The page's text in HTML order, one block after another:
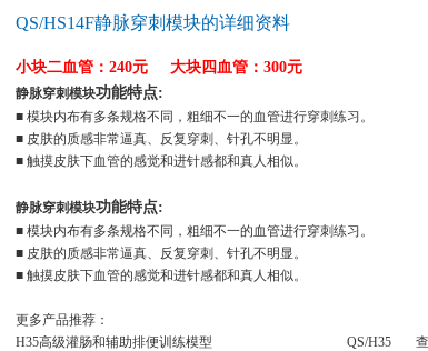
QS/HS14F静脉穿刺模块的详细资料
小块二血管：240元 大块四血管：300元
静脉穿刺模块功能特点:
■ 模块内布有多条规格不同，粗细不一的血管进行穿刺练习。
■ 皮肤的质感非常逼真、反复穿刺、针孔不明显。
■ 触摸皮肤下血管的感觉和进针感都和真人相似。
静脉穿刺模块功能特点:
■ 模块内布有多条规格不同，粗细不一的血管进行穿刺练习。
■ 皮肤的质感非常逼真、反复穿刺、针孔不明显。
■ 触摸皮肤下血管的感觉和进针感都和真人相似。
更多产品推荐：
H35高级灌肠和辅助排便训练模型
QS/H35